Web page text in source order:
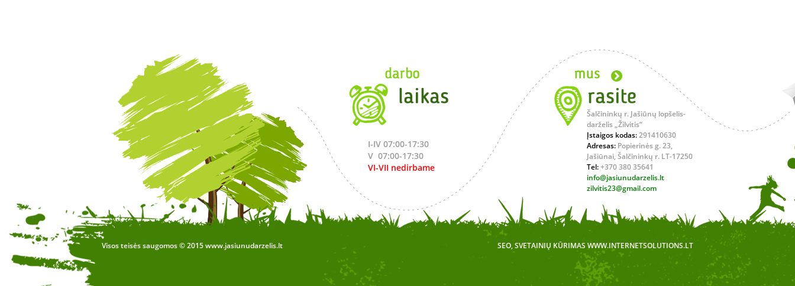
I-IV 07:00-17:30
V 07:00-17:30
VI-VII nedirbame
Šalčininkų r. Jašiūnų lopšelis-
darželis „Žilvitis“
Įstaigos kodas:291410630
Adresas: Popierinės g. 23,
Jašiūnai, Šalčininkų r. LT-17250
Tel:+370 380 35641
info@jasiunudarzelis.lt
zilvitis23@gmail.com
Visos teisės saugomos © 2015 www.jasiunudarzelis.lt SEO,SVETAINIŲ KŪRIMAS WWW.INTERNETSOLUTIONS.LT
,